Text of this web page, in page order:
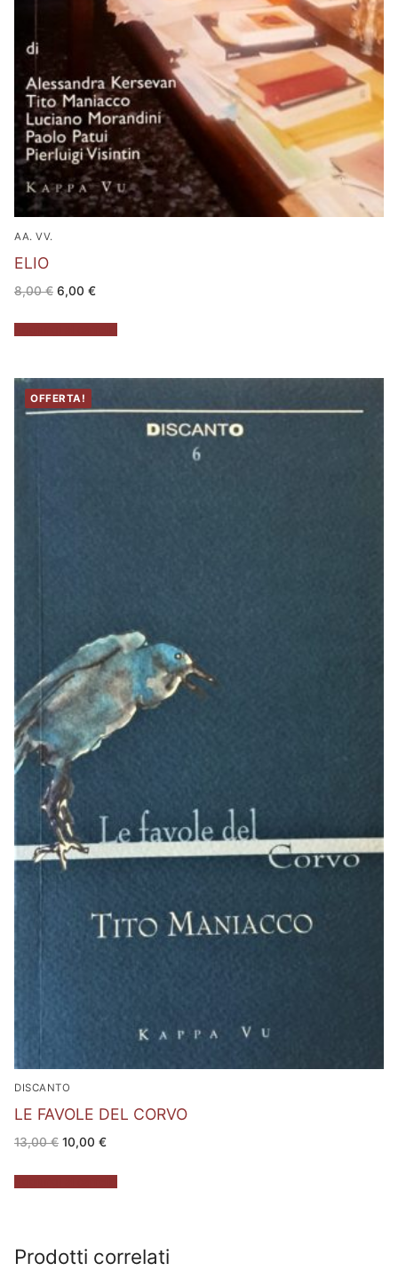
AA. VV.
ELIO
8,00€ Il
prezzo
era:
8,00 €.
6,00 €Il
è:
6,00 €.
OFFERTA!
DISCANTO
LE FAVOLE DEL CORVO
13,00€ Il
prezzo
era:
13,00 €.
10,00 €Il
è:
10,00 €.
Prodotti correlati